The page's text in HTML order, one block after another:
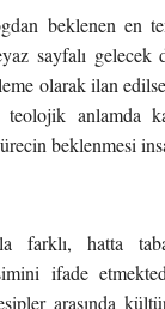
beklenen en
sayfalı gelecek
olarak ilan
anlamda
beklenmesi
farklı, hatta
ifade
arasında